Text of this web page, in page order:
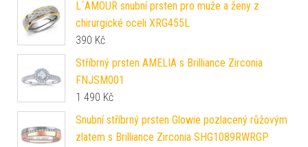
L´AMOUR snubní prsten pro muže a ženy z
chirurgické oceli XRG455L
390 Kč
Stříbrný prsten AMELIA s Brilliance Zirconia
FNJSM001
1 490 Kč
Snubní stříbrný prsten Glowie pozlacený růžovým
zlatem s Brilliance Zirconia SHG1089RWRGP